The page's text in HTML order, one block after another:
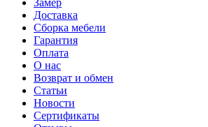
Замер
Доставка
Сборка мебели
Гарантия
Оплата
О нас
Возврат и обмен
Статьи
Новости
Сертификаты